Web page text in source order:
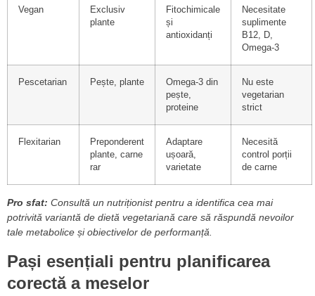
Vegan
Exclusiv
plante
Fitochimicale
și
antioxidanți
Necesitate
suplimente
B12, D,
Omega-3
Pescetarian Pește, plante
Omega-3 din
pește,
proteine
Nu este
vegetarian
strict
Flexitarian
Preponderent
plante, carne
rar
Adaptare
ușoară,
varietate
Necesită
control porții
de carne
Pro sfat: Consultă un nutriționist pentru a identifica cea mai
potrivită variantă de dietă vegetariană care să răspundă nevoilor
tale metabolice și obiectivelor de performanță.
Pași esențiali pentru planificarea
corectă a meselor